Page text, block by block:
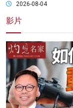
2026-08-04
影片